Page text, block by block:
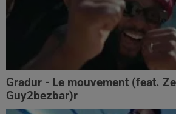
Gradur - Le mouvement (feat.
Guy2bezbar)r